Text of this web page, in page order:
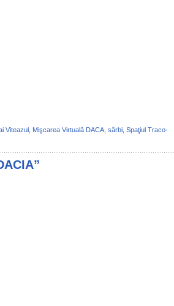
Viteazul, Mişcarea Virtuală DACA, sârbi, Spaţiul Traco-